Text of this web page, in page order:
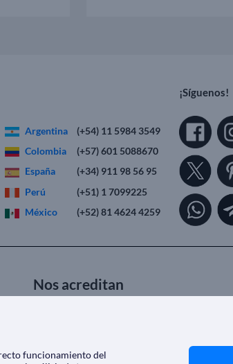
Argentina
(+54) 11 5984 3549
Colombia
(+57) 601 5088670
España
(+34) 911 98 56 95
Perú
(+51) 1 7099225
México
(+52) 81 4624 4259
¡Síguenos!
Nos acreditan
funcionamiento del